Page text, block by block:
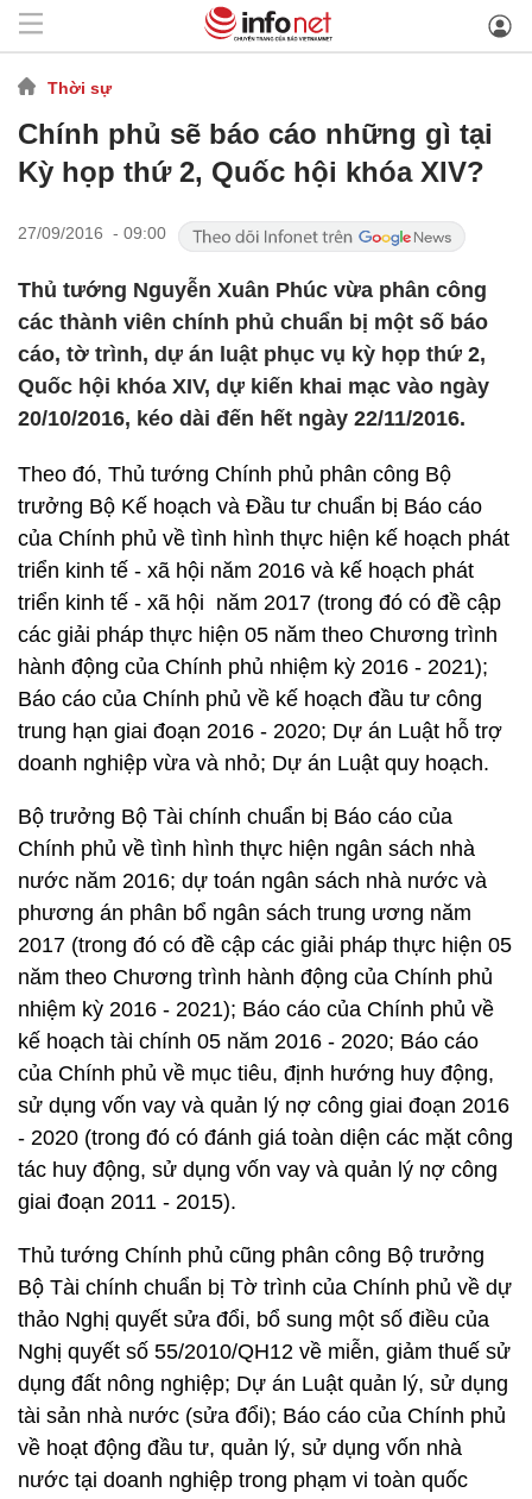
Thời sự
Chính phủ sẽ báo cáo những gì tại
Kỳ họp thứ 2, Quốc hội khóa XIV?
27/09/2016 - 09:00
Thủ tướng Nguyễn Xuân Phúc vừa phân công
các thành viên chính phủ chuẩn bị một số báo
cáo, tờ trình, dự án luật phục vụ kỳ họp thứ 2,
Quốc hội khóa XIV, dự kiến khai mạc vào ngày
20/10/2016, kéo dài đến hết ngày 22/11/2016.
Theo đó, Thủ tướng Chính phủ phân công Bộ
trưởng Bộ Kế hoạch và Đầu tư chuẩn bị Báo cáo
của Chính phủ về tình hình thực hiện kế hoạch phát
triển kinh tế - xã hội năm 2016 và kế hoạch phát
triển kinh tế - xã hội năm 2017 (trong đó có đề cập
các giải pháp thực hiện 05 năm theo Chương trình
hành động của Chính phủ nhiệm kỳ 2016 - 2021);
Báo cáo của Chính phủ về kế hoạch đầu tư công
trung hạn giai đoạn 2016 - 2020; Dự án Luật hỗ trợ
doanh nghiệp vừa và nhỏ; Dự án Luật quy hoạch.
Bộ trưởng Bộ Tài chính chuẩn bị Báo cáo của
Chính phủ về tình hình thực hiện ngân sách nhà
nước năm 2016; dự toán ngân sách nhà nước và
phương án phân bổ ngân sách trung ương năm
2017 (trong đó có đề cập các giải pháp thực hiện 05
năm theo Chương trình hành động của Chính phủ
nhiệm kỳ 2016 - 2021); Báo cáo của Chính phủ về
kế hoạch tài chính 05 năm 2016 - 2020; Báo cáo
của Chính phủ về mục tiêu, định hướng huy động,
sử dụng vốn vay và quản lý nợ công giai đoạn 2016
- 2020 (trong đó có đánh giá toàn diện các mặt công
tác huy động, sử dụng vốn vay và quản lý nợ công
giai đoạn 2011 - 2015).
Thủ tướng Chính phủ cũng phân công Bộ trưởng
Bộ Tài chính chuẩn bị Tờ trình của Chính phủ về dự
thảo Nghị quyết sửa đổi, bổ sung một số điều của
Nghị quyết số 55/2010/QH12 về miễn, giảm thuế sử
dụng đất nông nghiệp; Dự án Luật quản lý, sử dụng
tài sản nhà nước (sửa đổi); Báo cáo của Chính phủ
về hoạt động đầu tư, quản lý, sử dụng vốn nhà
nước tại doanh nghiệp trong phạm vi toàn quốc